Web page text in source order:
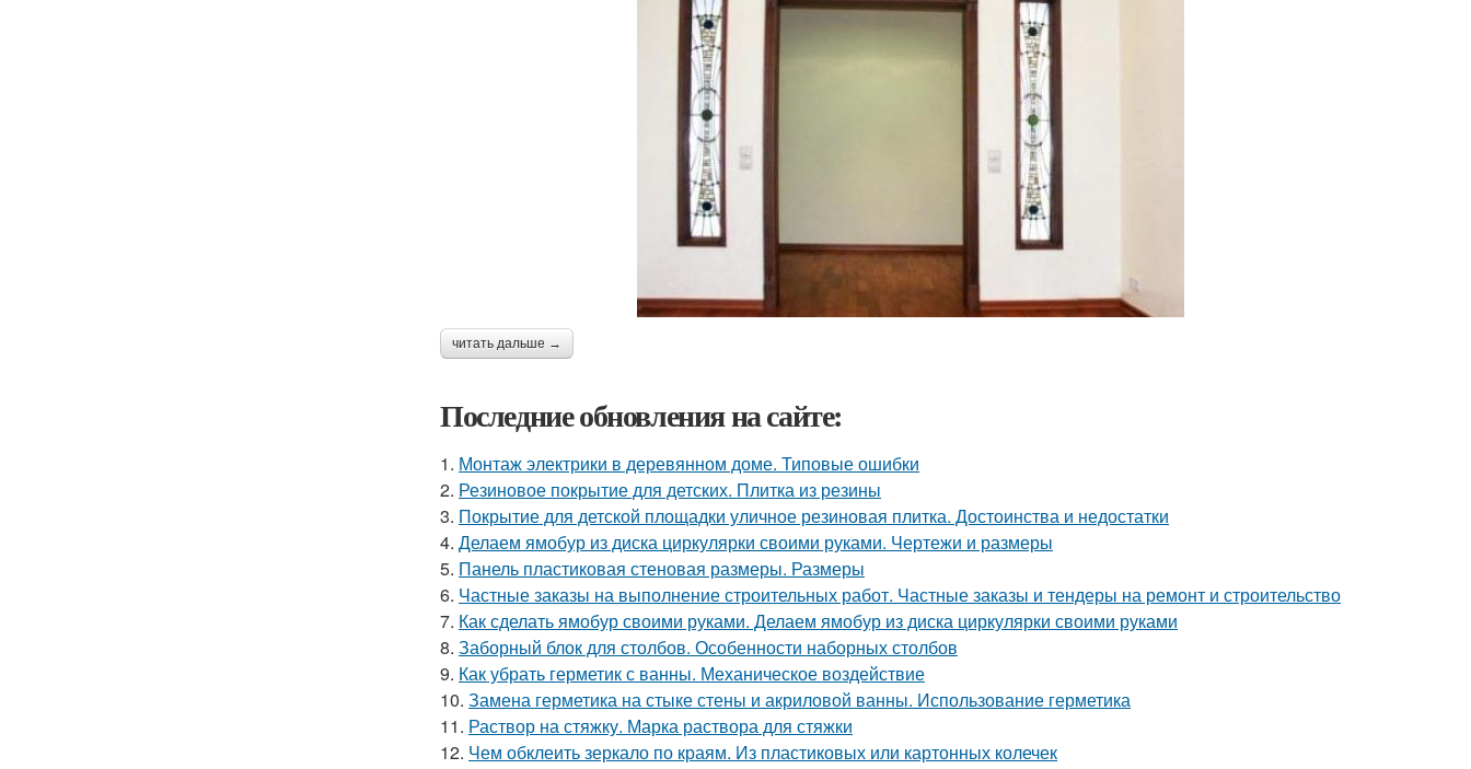
читать дальше →
Последние обновления на сайте:
1. Монтаж электрики в деревянном доме. Типовые ошибки
2. Резиновое покрытие для детских. Плитка из резины
3. Покрытие для детской площадки уличное резиновая плитка. Достоинства и недостатки
4. Делаем ямобур из диска циркулярки своими руками. Чертежи и размеры
5. Панель пластиковая стеновая размеры. Размеры
6. Частные заказы на выполнение строительных работ. Частные заказы и тендеры на ремонт и строительство
7. Как сделать ямобур своими руками. Делаем ямобур из диска циркулярки своими руками
8. Заборный блок для столбов. Особенности наборных столбов
9. Как убрать герметик с ванны. Механическое воздействие
10. Замена герметика на стыке стены и акриловой ванны. Использование герметика
11. Раствор на стяжку. Марка раствора для стяжки
12. Чем обклеить зеркало по краям. Из пластиковых или картонных колечек